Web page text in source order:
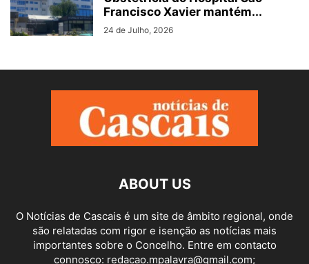
Francisco Xavier mantém...
24 de Julho, 2026
ABOUT US
O Notícias de Cascais é um site de âmbito regional, onde
são relatadas com rigor e isenção as notícias mais
importantes sobre o Concelho. Entre em contacto
connosco: redacao.mpalavra@gmail.com;